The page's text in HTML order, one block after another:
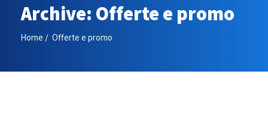
Archive: Offerte e promo
Home Offerte e promo